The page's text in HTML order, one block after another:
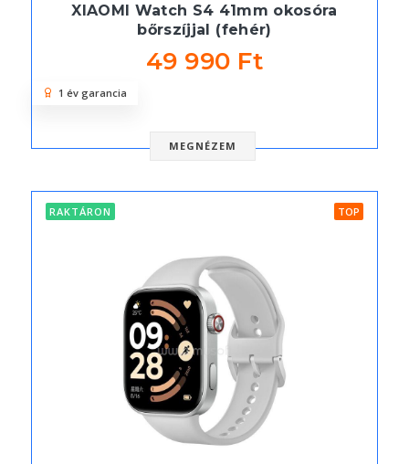
XIAOMI Watch S4 41mm okosóra
bőrszíjjal (fehér)
49 990 Ft
MEGNÉZEM
1 év garancia
RAKTÁRON TOP